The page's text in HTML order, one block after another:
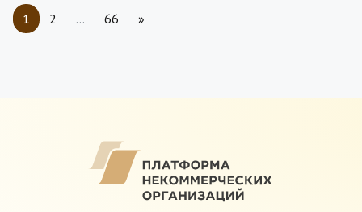
1 2 … 66 »